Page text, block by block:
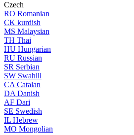
Czech
RO Romanian
CK kurdish
MS Malaysian
TH Thai
HU Hungarian
RU Russian
SR Serbian
SW Swahili
CA Catalan
DA Danish
AF Dari
SE Swedish
IL Hebrew
MO Mongolian